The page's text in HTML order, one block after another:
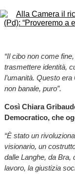
“Il cibo non come
trasmettere identità,
l’umanità. Questo
non banale, puro”.
Così Chiara
Democratico, che
“È stato un
visionario, un
dalle Langhe, da Bra,
lavoro, la giustizia